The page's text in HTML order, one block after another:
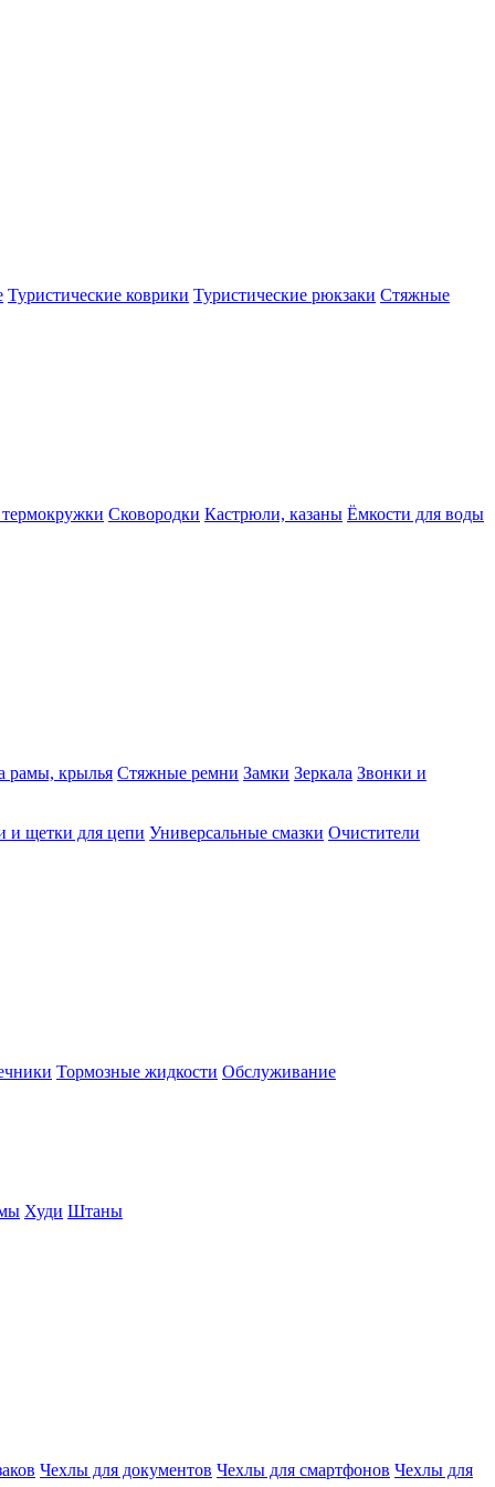
Туристические коврики Туристические рюкзаки Стяжные
Сковородки Кастрюли, казаны Ёмкости для воды
рамы, крылья Стяжные ремни Замки Зеркала Звонки и
и щетки для цепи Универсальные смазки Очистители
Тормозные жидкости Обслуживание
Худи Штаны
Чехлы для документов Чехлы для смартфонов Чехлы для